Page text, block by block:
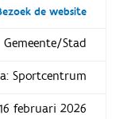
de website
Gemeente/Stad
Sportcentrum
februari 2026